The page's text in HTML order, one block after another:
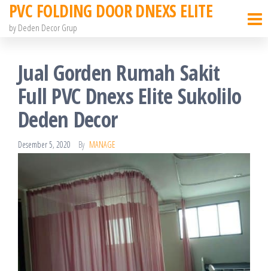
Skip
content
PVC FOLDING DOOR DNEXS ELITE
by Deden Decor Grup
Jual Gorden Rumah Sakit
Full PVC Dnexs Elite Sukolilo
Deden Decor
Desember 5, 2020 By MANAGE